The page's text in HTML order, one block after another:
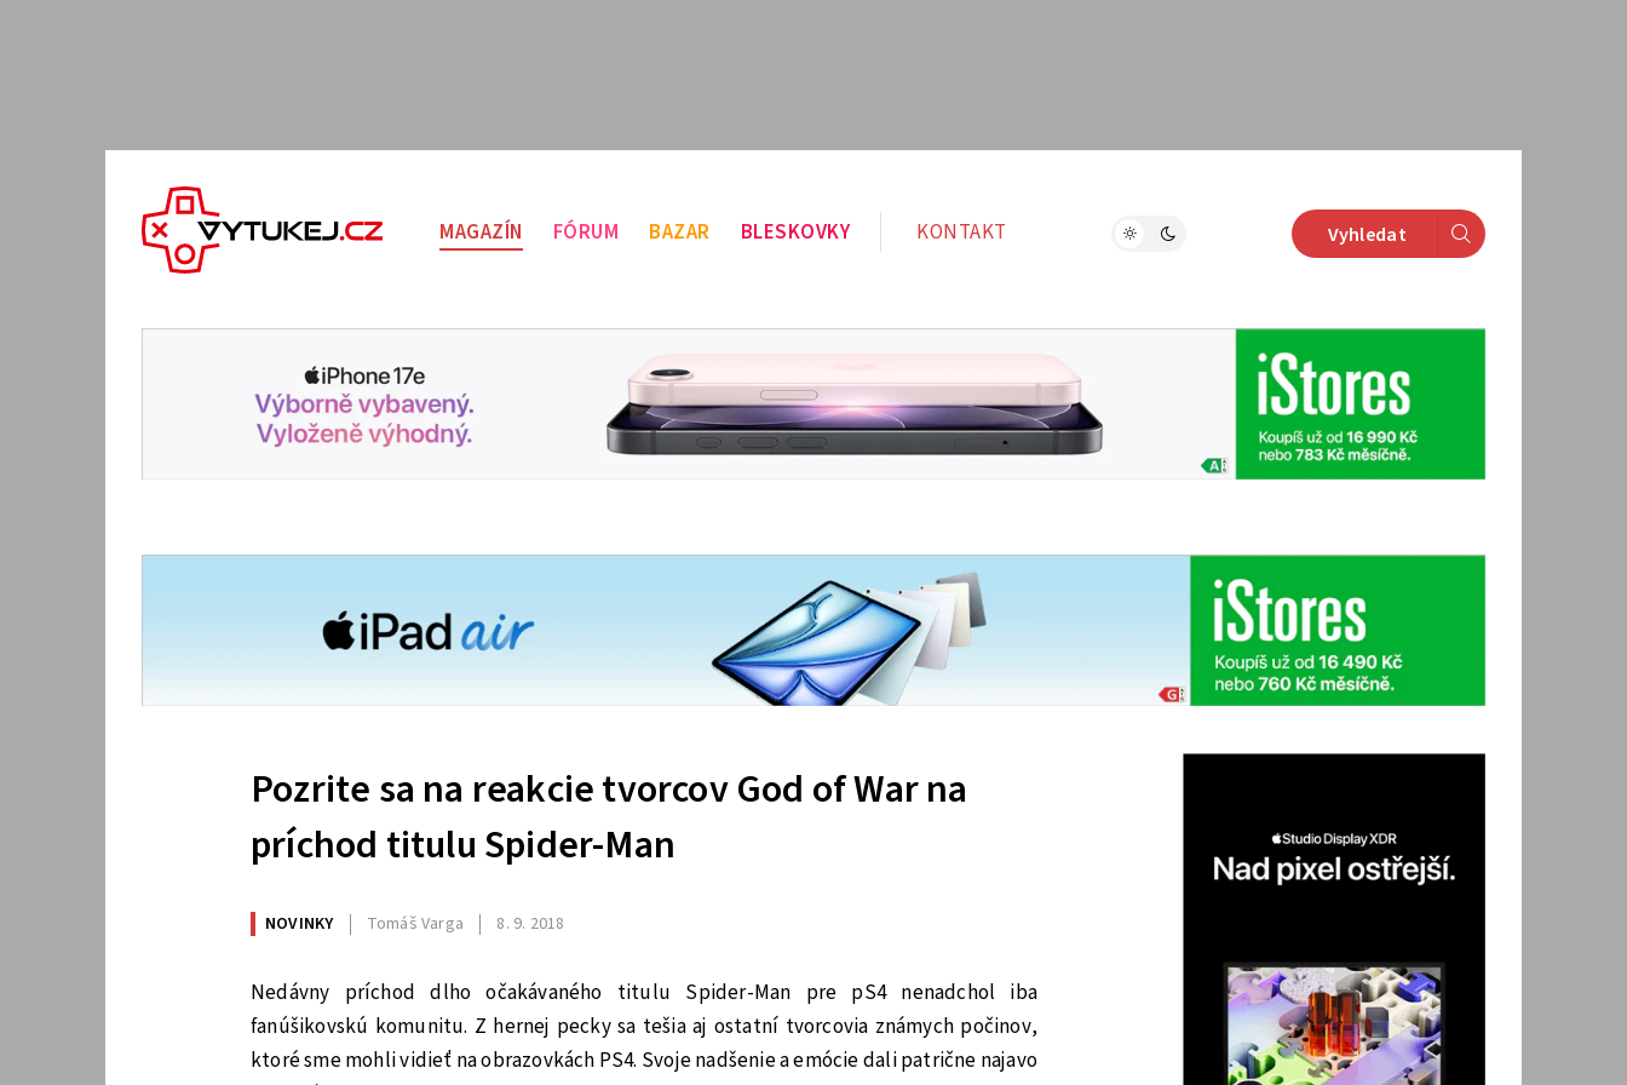
MAGAZÍN FÓRUM BAZAR BLESKOVKY KONTAKT Vyhledat
Pozrite sa na reakcie tvorcov God of War na
príchod titulu Spider-Man
NOVINKY Tomáš Varga 8. 9. 2018
Nedávny príchod dlho očakávaného titulu Spider-Man pre pS4 nenadchol iba
fanúšikovskú komunitu. Z hernej pecky sa tešia aj ostatní tvorcovia známych počinov,
ktoré sme mohli vidieť na obrazovkách PS4. Svoje nadšenie a emócie dali patrične najavo